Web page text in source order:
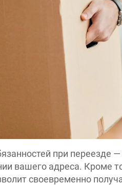
при переезде
вашего адреса. Кроме
своевременно